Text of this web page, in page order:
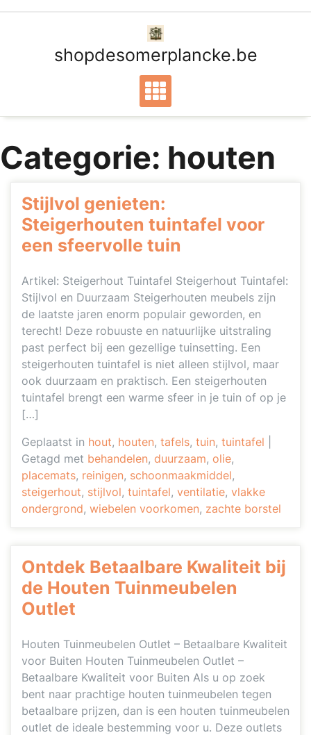
shopdesomerplancke.be
Categorie: houten
Stijlvol genieten:
Steigerhouten tuintafel voor
een sfeervolle tuin
Artikel: Steigerhout Tuintafel Steigerhout Tuintafel:
Stijlvol en Duurzaam Steigerhouten meubels zijn
de laatste jaren enorm populair geworden, en
terecht! Deze robuuste en natuurlijke uitstraling
past perfect bij een gezellige tuinsetting. Een
steigerhouten tuintafel is niet alleen stijlvol, maar
ook duurzaam en praktisch. Een steigerhouten
tuintafel brengt een warme sfeer in je tuin of op je
[…]
Geplaatst in hout, houten, tafels, tuin, tuintafel
Getagd met behandelen, duurzaam, olie,
placemats, reinigen, schoonmaakmiddel,
steigerhout, stijlvol, tuintafel, ventilatie, vlakke
ondergrond, wiebelen voorkomen, zachte borstel
Ontdek Betaalbare Kwaliteit bij
de Houten Tuinmeubelen
Outlet
Houten Tuinmeubelen Outlet – Betaalbare Kwaliteit
voor Buiten Houten Tuinmeubelen Outlet –
Betaalbare Kwaliteit voor Buiten Als u op zoek
bent naar prachtige houten tuinmeubelen tegen
betaalbare prijzen, dan is een houten tuinmeubelen
outlet de ideale bestemming voor u. Deze outlets